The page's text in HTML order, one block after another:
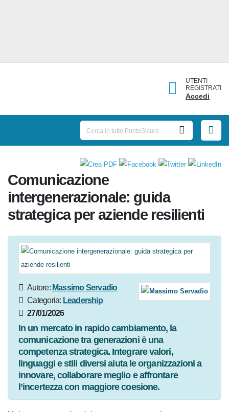
UTENTI
REGISTRATI
Accedi
Comunicazione
intergenerazionale: guida
strategica per aziende resilienti
Autore: Massimo Servadio
Categoria: Leadership
27/01/2026
In un mercato in rapido cambiamento, la
comunicazione tra generazioni è una
competenza strategica. Integrare valori,
linguaggi e stili diversi aiuta le organizzazioni a
innovare, collaborare meglio e affrontare
l’incertezza con maggiore coesione.